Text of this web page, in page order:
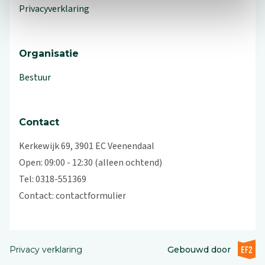
Privacyverklaring
Organisatie
Bestuur
Contact
Kerkewijk 69, 3901 EC Veenendaal
Open: 09:00 - 12:30 (alleen ochtend)
Tel: 0318-551369
Contact:contactformulier
Privacy verklaring Gebouwd doorEF2